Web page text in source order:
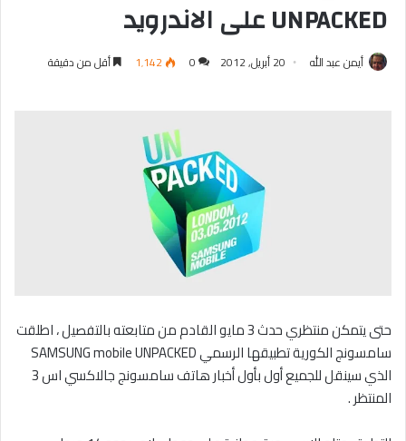
UNPACKED على الاندرويد
أيمن عبد الله 20 أبريل, 2012 0 1٬142 أقل من دقيقة
حتى يتمكن منتظري حدث 3 مايو القادم من متابعته بالتفصيل ، اطلقت
سامسونج الكورية تطبيقها الرسمي SAMSUNG mobile UNPACKED
الذي سينقل للجميع أول بأول أخبار هاتف سامسونج جالاكسي اس 3
المنتظر .